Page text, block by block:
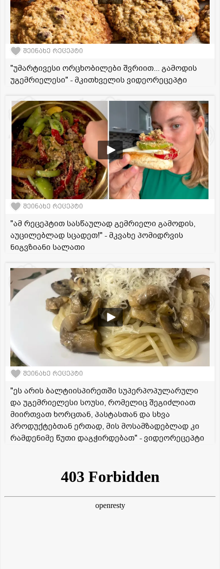
შეინახე რეცეპტი
"უმარტივესი ორცხობილები შვრიით... გამოდის
უგემრიელესი" - მკითხველის ვიდეორეცეპტი
შეინახე რეცეპტი
"ამ რეცეპტით სასწაულად გემრიელი გამოდის,
აუცილებლად სცადეთ!" - მკვახე პომიდრვის
ნიგვზიანი სალათი
შეინახე რეცეპტი
"ეს არის ბალტიისპირეთში სუპერპოპულარული
და უგემრიელესი სოუსი, რომელიც შეგიძლიათ
მიირთვათ ხორცთან, პასტასთან და სხვა
პროდუქტებთან ერთად, მის მოსამზადებლად კი
რამდენიმე წუთი დაგჭირდებათ" - ვიდეორეცეპტი